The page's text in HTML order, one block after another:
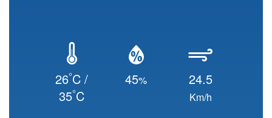
26°C /
35°C
45% 24.5
Km/h